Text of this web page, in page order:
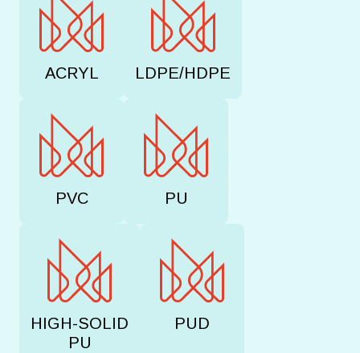
ACRYL LDPE/HDPE
PVC PU
HIGH-SOLID
PU
PUD